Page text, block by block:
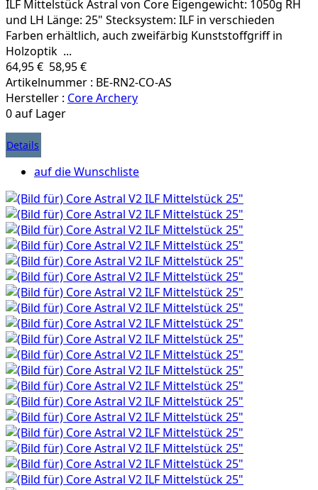
ILF Mittelstück Astral von Core Eigengewicht: 1050g RH
und LH Länge: 25" Stecksystem: ILF in verschieden
Farben erhältlich, auch zweifärbig Kunststoffgriff in
Holzoptik ...
64,95 € 58,95 €
Artikelnummer : BE-RN2-CO-AS
Hersteller : Core Archery
0 auf Lager
Details
auf die Wunschliste